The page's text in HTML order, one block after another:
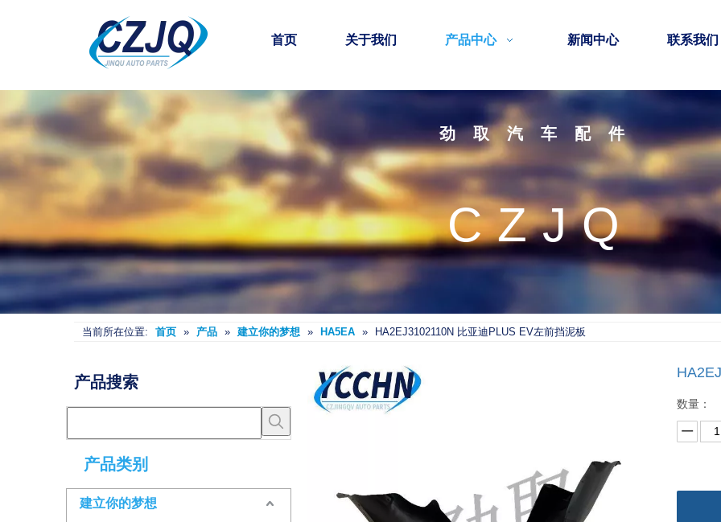
首页 关于我们 产品中心 新闻中心 联系我们
劲取汽车配件
CZJQ
当前所在位置: 首页 » 产品 » 建立你的梦想 » HA5EA » HA2EJ3102110N 比亚迪PLUS EV左前挡泥板
产品搜索
产品类别
建立你的梦想
数量：